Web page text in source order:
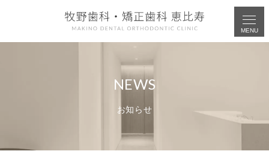
MENU
お知らせ